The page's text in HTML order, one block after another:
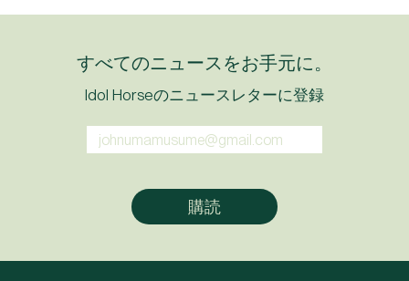
すべてのニュースをお手元に。
Idol Horseのニュースレターに登録